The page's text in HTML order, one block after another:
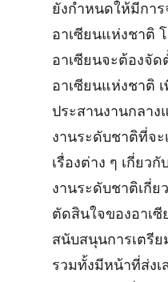
ยังกำหนดให้มีกา
อาเซียนแห่งชาติ
อาเซียนจะต้องจัด
อาเซียนแห่งชาติ
ประสานงานกลาง
งานระดับชาติที่จ
เรื่องต่าง ๆ เกี่ยว
งานระดับชาติเกี่
ตัดสินใจของอาเ
สนับสนุนการเตรี
รวมทั้งมีหน้าที่ส่ง